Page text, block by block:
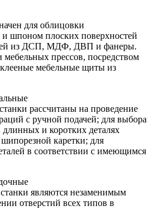
для облицовки
шпоном плоских поверхностей
из ДСП, МДФ, ДВП и фанеры.
прессов, посредством
мебельные щиты из
рассчитаны на проведение
с ручной подачей; для выбора
и коротких деталях
каретки; для
в соответствии с имеющимся
являются незаменимым
отверстий всех типов в